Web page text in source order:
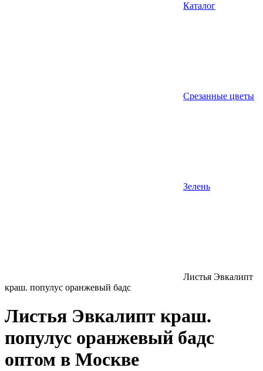
Каталог
Срезанные цветы
Зелень
Листья Эвкалипт
краш. популус оранжевый бадс
Листья Эвкалипт краш.
популус оранжевый бадс
оптом в Москве